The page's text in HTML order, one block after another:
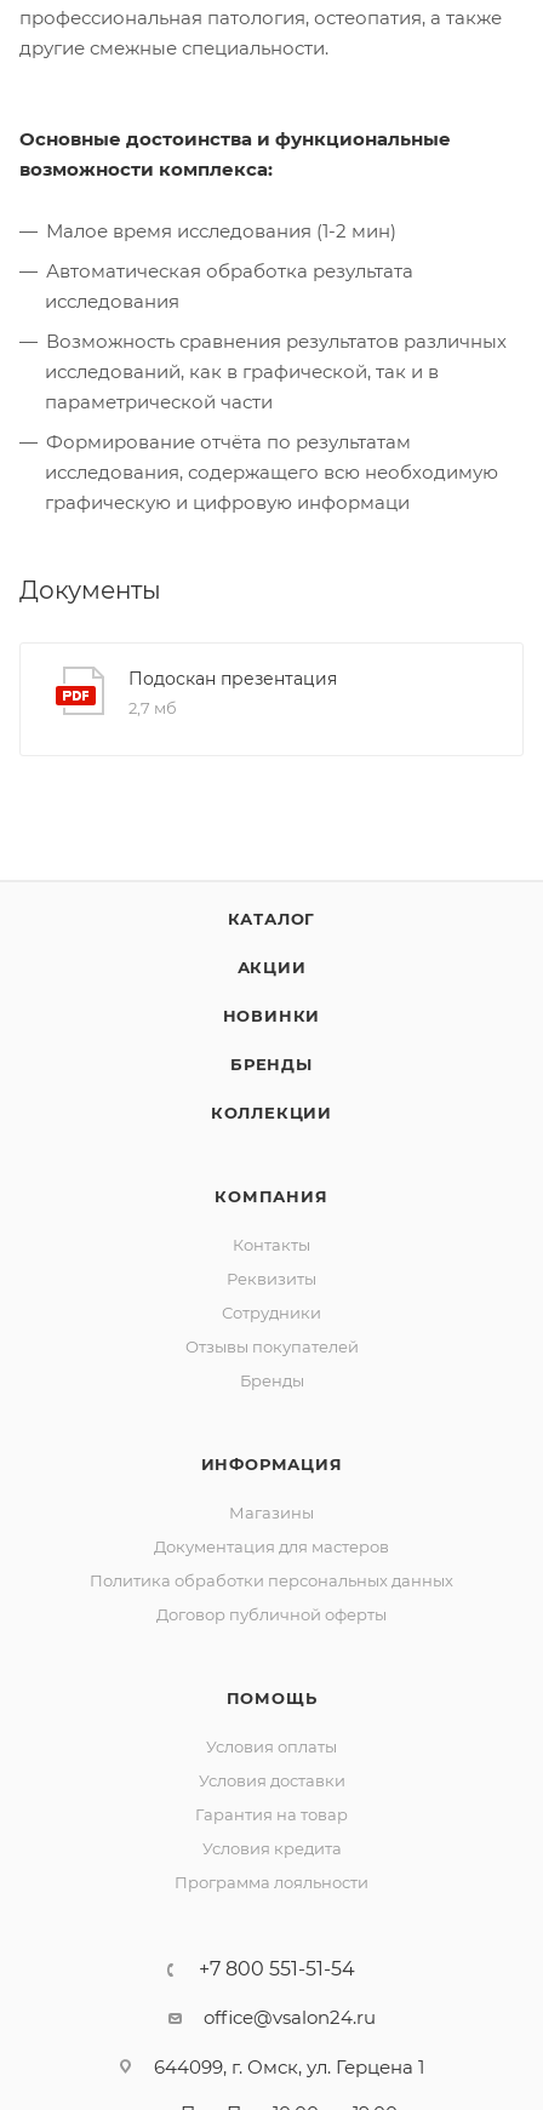
профессиональная патология, остеопатия, а также
другие смежные специальности.
Основные достоинства и функциональные
возможности комплекса:
Малое время исследования (1-2 мин)
Автоматическая обработка результата
исследования
Возможность сравнения результатов различных
исследований, как в графической, так и в
параметрической части
Формирование отчёта по результатам
исследования, содержащего всю необходимую
графическую и цифровую информаци
Документы
Подоскан презентация
2,7 мб
КАТАЛОГ
АКЦИИ
НОВИНКИ
БРЕНДЫ
КОЛЛЕКЦИИ
КОМПАНИЯ
Контакты
Реквизиты
Сотрудники
Отзывы покупателей
Бренды
ИНФОРМАЦИЯ
Магазины
Документация для мастеров
Политика обработки персональных данных
Договор публичной оферты
ПОМОЩЬ
Условия оплаты
Условия доставки
Гарантия на товар
Условия кредита
Программа лояльности
+7 800 551-51-54
office@vsalon24.ru
644099, г. Омск, ул. Герцена 1